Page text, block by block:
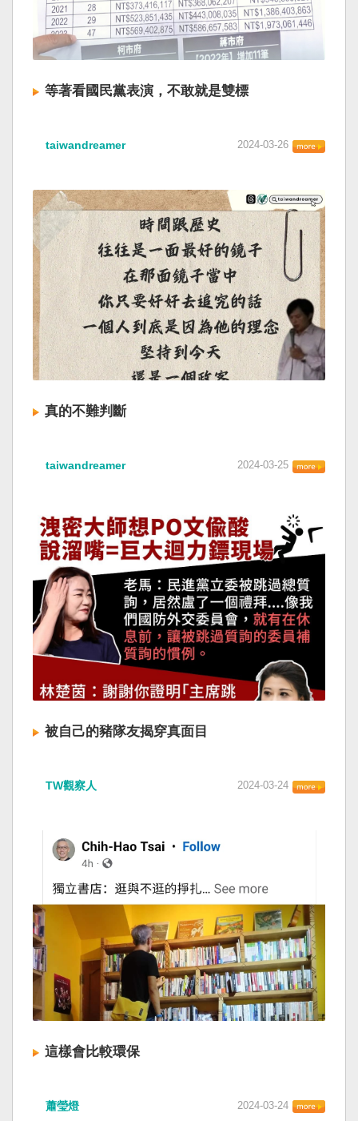
等著看國民黨表演，不敢就是雙標
taiwandreamer 2024-03-26
真的不難判斷
taiwandreamer 2024-03-25
被自己的豬隊友揭穿真面目
TW觀察人 2024-03-24
這樣會比較環保
蕭瑩燈 2024-03-24